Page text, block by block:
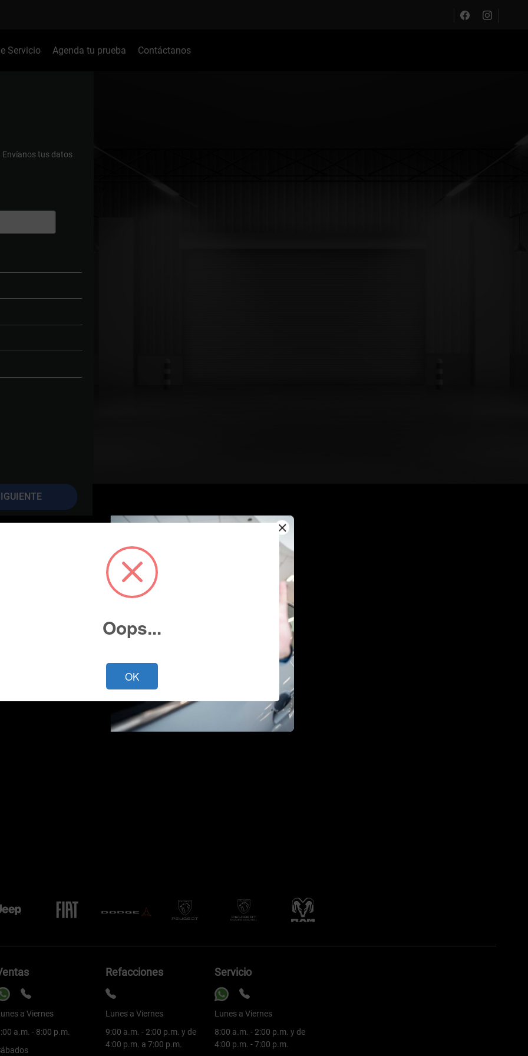
Servicio Agenda tu prueba Contáctanos
Envíanos tus datos
a Viernes
a.m. - 8:00 p.m.
Refacciones
Lunes a Viernes
9:00 a.m. - 2:00 p.m. y de
4:00 p.m. a 7:00 p.m.
Servicio
Lunes a Viernes
8:00 a.m. - 2:00 p.m. y de
4:00 p.m. - 7:00 p.m.
Oops...
OK